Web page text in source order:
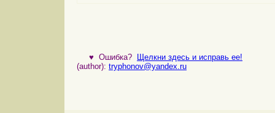
♥ Ошибка?
Щелкни здесь и исправь ее!
(author): tryphonov@yandex.ru